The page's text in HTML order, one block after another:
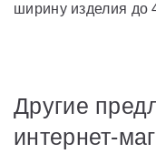
ширину изделия до
Другие
интернет-